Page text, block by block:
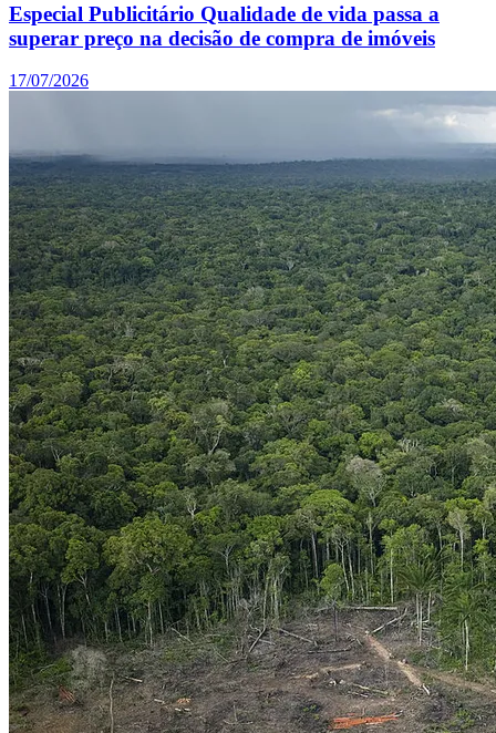
Especial Publicitário Qualidade de vida passa a
superar preço na decisão de compra de imóveis
17/07/2026